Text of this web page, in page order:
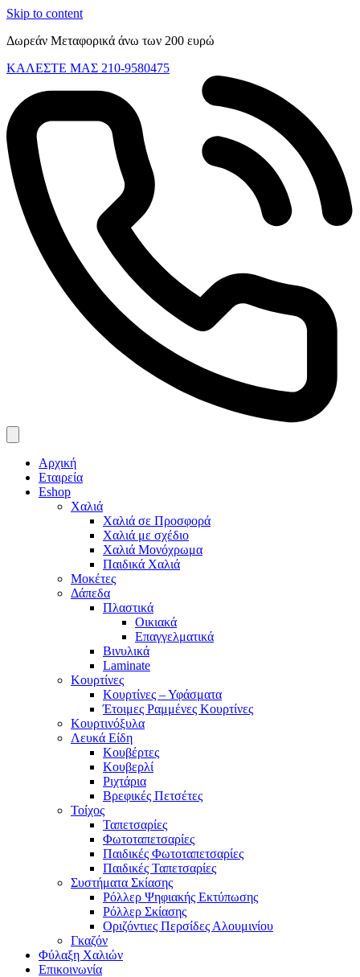
Skip to content
Δωρεάν Μεταφορικά άνω των 200 ευρώ
ΚΑΛΕΣΤΕ ΜΑΣ 210-9580475
Αρχική
Εταιρεία
Eshop
Χαλιά
Χαλιά σε Προσφορά
Χαλιά με σχέδιο
Χαλιά Μονόχρωμα
Παιδικά Χαλιά
Μοκέτες
Δάπεδα
Πλαστικά
Οικιακά
Επαγγελματικά
Βινυλικά
Laminate
Κουρτίνες
Κουρτίνες – Υφάσματα
Έτοιμες Ραμμένες Κουρτίνες
Κουρτινόξυλα
Λευκά Είδη
Κουβέρτες
Κουβερλί
Ριχτάρια
Βρεφικές Πετσέτες
Τοίχος
Ταπετσαρίες
Φωτοταπετσαρίες
Παιδικές Φωτοταπετσαρίες
Παιδικές Ταπετσαρίες
Συστήματα Σκίασης
Ρόλλερ Ψηφιακής Εκτύπωσης
Ρόλλερ Σκίασης
Οριζόντιες Περσίδες Αλουμινίου
Γκαζόν
Φύλαξη Χαλιών
Επικοινωνία